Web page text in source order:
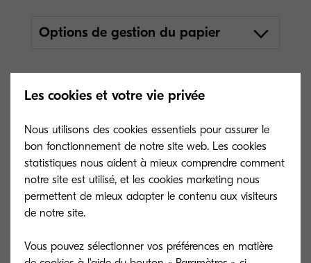
Options de gestion du papier
AK-7110
modules de finition
Capacité (feuilles)
100 feuilles
Dimensions (L x P
x H)
Format de papier
Les cookies et votre vie privée
Nous utilisons des cookies essentiels pour assurer le
bon fonctionnement de notre site web. Les cookies
statistiques nous aident à mieux comprendre comment
notre site est utilisé, et les cookies marketing nous
permettent de mieux adapter le contenu aux visiteurs
de notre site.
Vous pouvez sélectionner vos préférences en matière